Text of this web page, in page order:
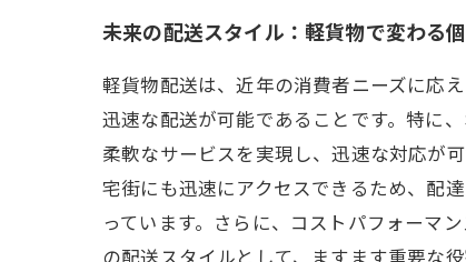
未来の配送スタイル：軽貨物で変わる
軽貨物配送は、近年の消費者ニーズに応
迅速な配送が可能であることです。特に
柔軟なサービスを実現し、迅速な対応が
宅街にも迅速にアクセスできるため、配
っています。さらに、コストパフォーマ
の配送スタイルとして、ますます重要な